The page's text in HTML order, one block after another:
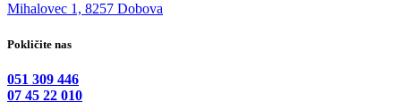
Mihalovec 1, 8257 Dobova
Pokličite nas
051 309 446
07 45 22 010